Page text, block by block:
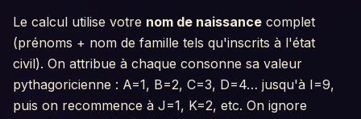
Le calcul utilise votre nom de naissance complet
(prénoms + nom de famille tels qu'inscrits à l'état
civil). On attribue à chaque consonne sa valeur
pythagoricienne : A=1, B=2, C=3, D=4… jusqu'à I=9,
puis on recommence à J=1, K=2, etc. On ignore